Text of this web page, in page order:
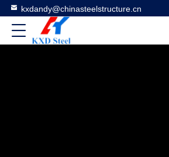
kxdandy@chinasteelstructure.cn